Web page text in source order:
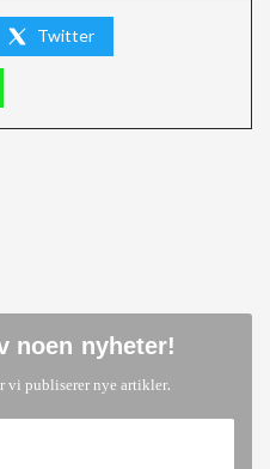
Twitter
noen nyheter!
vi publiserer nye artikler.